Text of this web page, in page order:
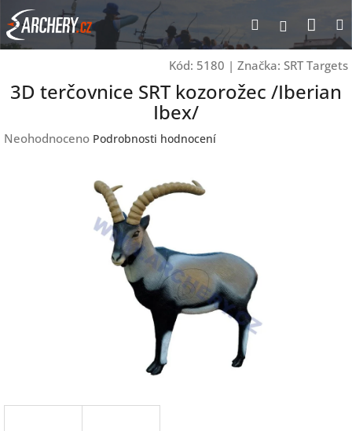
Přejít
na
obsah
Hledat
Kód: 5180 | Značka: SRT Targets
3D terčovnice SRT kozorožec /Iberian
Ibex/
Průměrné
Neohodnoceno Podrobnosti hodnocení